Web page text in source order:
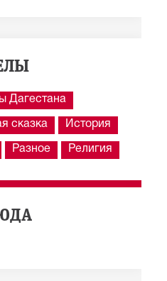
Дагестана
сказка История
Разное Религия